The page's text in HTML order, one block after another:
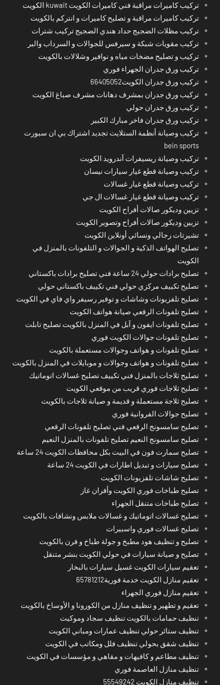
تركيب كاميرات مراقبة فني كاميرات الكويت kuwait الكويت
تركيب كاميرات مراقبة و تصليح كاميرات و انتركم بالكويت
تركيب مظلات الضجيج حداد هندي الضجيج تركيب شترات
تركيب مقويات شبكة و سيرفس للجوالات و السرداب والبر
تركيب و تصليح مضخات مياه و نوافير وشلالات بالكويت
تركيب ورق جدران الجهراء فوري
تركيب ورق جدران الكويت66405052
تركيب ورق جدران بمشرف دهانات مشرف صباغ الكويت
تركيب ورق جدران حولي
تركيب ورق جدران فاخر مبارك الكبير
تركيب وصيانة أنظمة الستلايت تجديد اشتراك بي ان سبورت
bein sports
تركيب وصيانة ريسيفرات آندرويد الكويت
تركيب وصيانة قطع غيار سيارات نيسان
تركيب وصيانة قطع غيار غسالات
تركيب وصيانة قطع غيار غسالات ال جي
تزيين وديكور صالات أفراح الكويت
تزيين وديكور صالات أفراح وتصوير الكويت
تشيرتات رجالي ونسائي أونلاين الكويت
تصليح الهواتف الذكية و الجوالات و التلفونات بالمنزل في
الكويت
تصليح برادات حولي 24 ساعة فني تصليح برادات باكستاني
تصليح تكييف مركزي حولي فني تكييف باكستاني حولي
تصليح تلفزيونات وشاشات و توفير رسيفر واي فاي في الكويت
تصليح تلفونات الرقعي صيانة هواتف الكويت
تصليح تلفونات ايفون و آبل في المنزل بالكويت تصليح تابلت
تصليح تلفونات جوالات الكويت فوري
تصليح تلفونات و هواتف وجوالات مستعملة بالكويت
تصليح تلفونات و هواتف وجوالات و موبايلات في المنزل بالكويت
تصليح ثلاجات بالمنزل فني تكييف تصليح غسالات اتوماتيك
تصليح ثلاجات فوري قريب من موقعي الكويت
تصليح ثلاجة مستعملة و قديمة و صيانة ثلاجات بالكويت
تصليح جوالات الفروانية فوري
تصليح سامسونج الرقعي فني تصليح تلفونات الرقعي
تصليح سامسونج النعيم تصليح تلفونات بالمنزل النعيم
تصليح سمارت فون في البيت بكل محافظات الكويت 24 ساعة
تصليح سيارات و تبديل اطارات في الكويت 24 ساعة
تصليح شاشات تلفزيونات الكويت
تصليح طباخات فوري الكويت وأفران غاز
تصليح طباخات متنقل الجهراء
تصليح غسالات اتوماتيك و غسالات ملابس ونشافات بالكويت
تصليح غسالات فوري واسبيرات
تصليح و تنظيف هود مطبخ و جولة طباخ و فرن بالكويت
تصليح و صيانة سيارات في حولي الكويت بنشر متنقل
تعقيم سيارات الكويت غسيل سيارات بالبخار
تعقيم منازل الكويت خدمة فورية65781212
تعقيم منازل فوري الجهراء
تعقيم و تطهير و تنظيف منازل من الكورونا و الأوساخ بالكويت
تنظيف حمامات بالكويت تنظيف سجاد وموكيت
تنظيف ستائر حولي تنظيف عمارات ومباني الكويت
تنظيف شقق بحولي تنظيف فلل ومكاتب في الكويت
تنظيف مطاعم و كافيهات و مقاهي و مؤسسات في الكويت
تنظيف منازل العاصمة فوري
تنظيف منازل الكويت 55549242